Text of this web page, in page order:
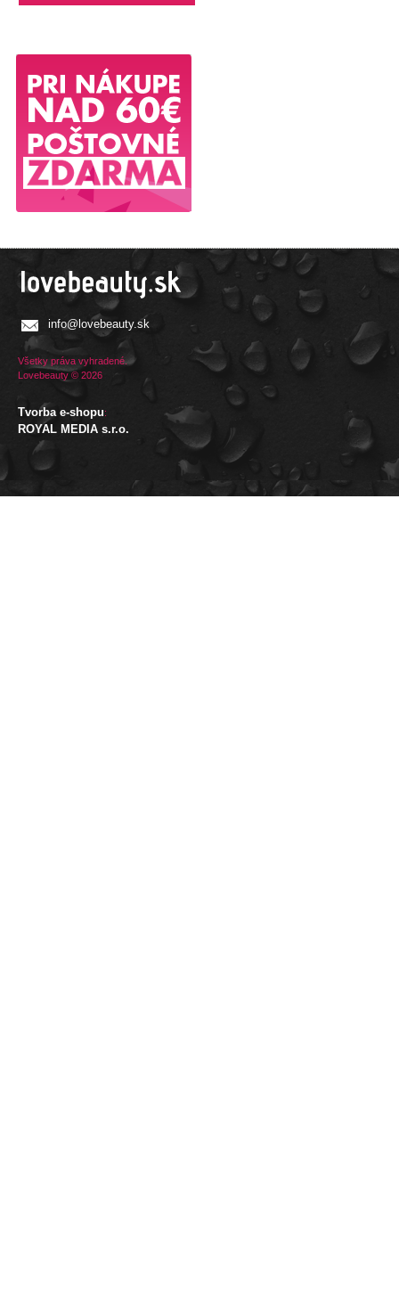
info@lovebeauty.sk
Všetky práva vyhradené.
Lovebeauty © 2026
Tvorba e-shopu:
ROYAL MEDIA s.r.o.